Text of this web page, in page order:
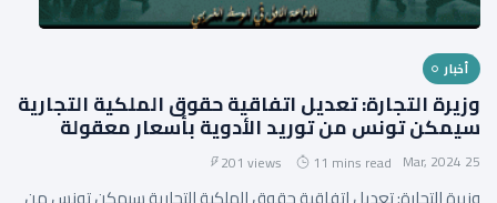
أخبار
وزيرة التجارة: تعديل اتفاقية حقوق الملكية التجارية
سيمكن تونس من توريد الأدوية بأسعار معقولة
25 Mar, 2024
11 mins read
201 views